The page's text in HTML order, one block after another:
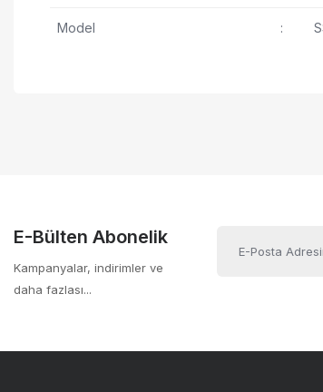
Model :
Bu ürüne benzer farklı alternatifler
Uzun ömürlü ve güvenilir performans
Kolay kurulum
Günlük kullanım için ideal
E-Bülten Abonelik
Kampanyalar, indirimler ve
daha fazlası...